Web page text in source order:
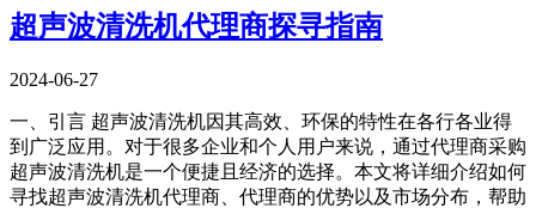
超声波清洗机代理商探寻指南
2024-06-27
一、引言 超声波清洗机因其高效、环保的特性在各行各业得
到广泛应用。对于很多企业和个人用户来说，通过代理商采购
超声波清洗机是一个便捷且经济的选择。本文将详细介绍如何
寻找超声波清洗机代理商、代理商的优势以及市场分布，帮助